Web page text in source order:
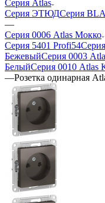
Серия Atlas
Серия ЭТЮДСерия
—
Серия 0006 Atlas Мокко
Серия 5401 Profi54
БежевыйСерия 0003
БелыйСерия 0010 Atlas
—Розетка одинарная